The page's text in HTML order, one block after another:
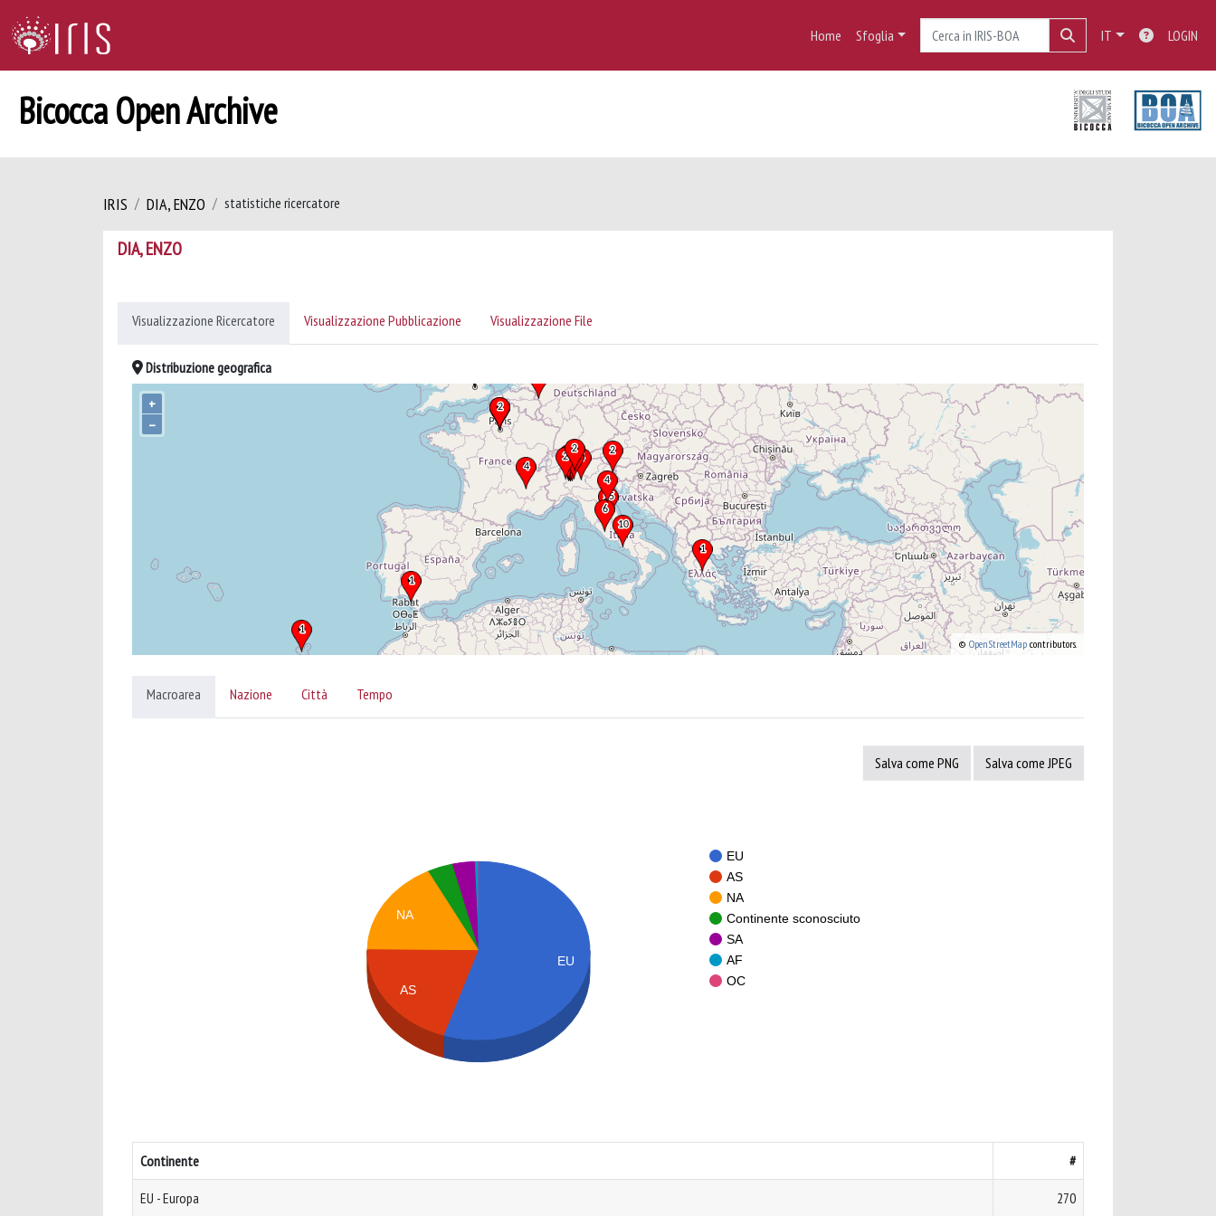
Home Sfoglia IT LOGIN
Bicocca Open Archive
IRIS DIA, ENZO statistiche ricercatore
DIA, ENZO
Visualizzazione Ricercatore Visualizzazione Pubblicazione Visualizzazione File
Distribuzione geografica
+
–
© OpenStreetMap contributors.
Macroarea Nazione Città Tempo
Salva come PNG Salva come JPEG
EU
AS
NA
Continente sconosciuto
SA
AF
OC
NA
AS
EU
Continente #
EU - Europa 270